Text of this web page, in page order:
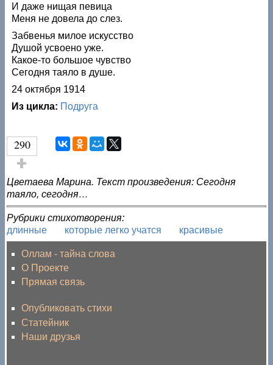
И даже нищая певица
Меня не довела до слез.
Забвенья милое искусство
Душой усвоено уже.
Какое-то большое чувство
Сегодня таяло в душе.
24 октября 1914
Из цикла: Подруга
290
Голос за!
Цветаева Марина. Текст произведения: Сегодня
таяло, сегодня…
Рубрики стихотворения:
длинные
которые легко учатся красивые
Оллам - тайна слова
О Проекте
Прямая связь
Опубликовать стихи
Статейник
Наши друзья